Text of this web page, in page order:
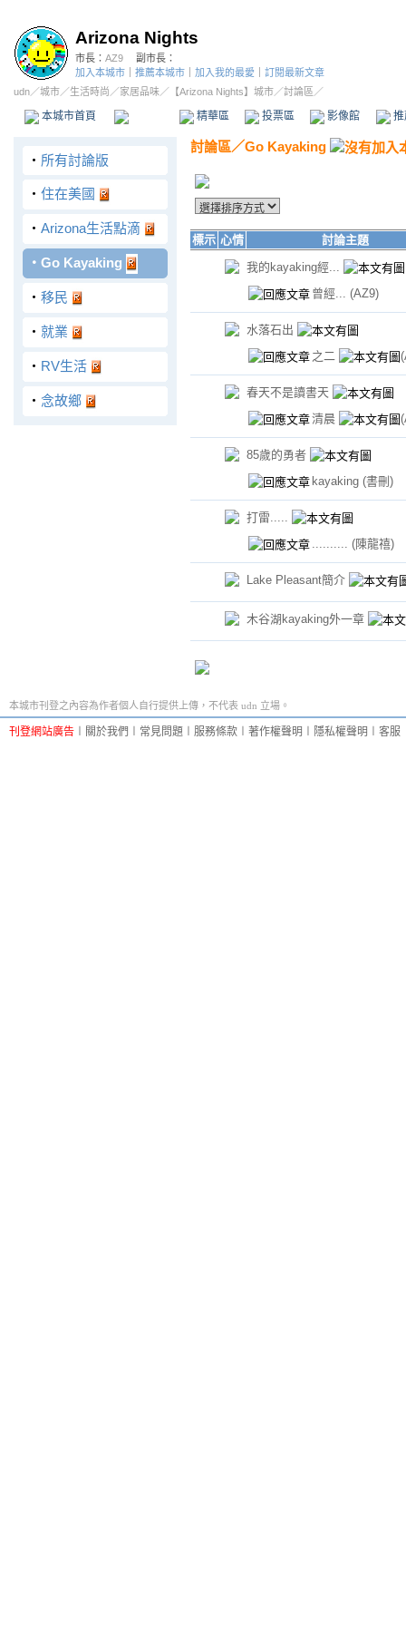
Arizona Nights
市長： AZ9
副市長：
加入本城市
推薦本城市 加入我的最愛
訂閱最新文章
udn／城市／生活時尚 ／家居品味／ 【Arizona Nights】城市／討論區／
本城市首頁 精華區 投票區 影像館
‧ 所有討論版
‧ 住在美國
‧ Arizona生活點滴
‧ Go Kayaking
‧ 移民
‧ 就業
‧ RV生活
‧ 念故鄉
討論區／Go Kayaking
標示 心情
討論主題
我的kayaking經...
曾經... (AZ9)
水落石出
之二
春天不是讀書天
清晨
85歲的勇者
kayaking (書刪)
打雷.....
(陳龍禧)
Lake Pleasant簡介
木谷湖kayaking外一章
本城市刊登之內容為作者個人自行提供上傳，不代表 udn 立場。
刊登網站廣告 關於我們 常見問題 服務條款 著作權聲明 隱私權聲明 客服